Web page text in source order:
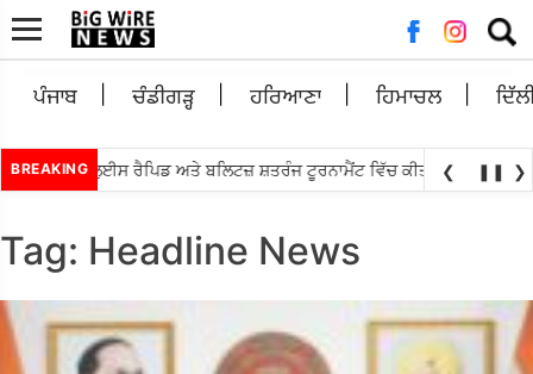
for:
ਪੰਜਾਬ ਚੰਡੀਗੜ੍ਹ ਹਰਿਆਣਾ ਹਿਮਾਚਲ
BREAKING
ਸੇਂਟ ਲੁਈਸ ਰੈਪਿਡ ਅਤੇ ਬਲਿਟਜ਼ ਸ਼ਤਰੰਜ ਟੂਰਨਾਮੈਂਟ ਵਿੱਚ ਕੀਤਾ ਟਾਪ •
❮ ❚❚ ❯
Tag: Headline News